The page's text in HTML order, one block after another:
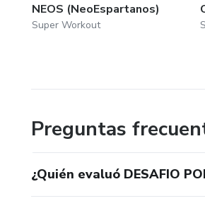
NEOS (NeoEspartanos)
Super Workout
Preguntas
¿Quién evaluó DESAFIO